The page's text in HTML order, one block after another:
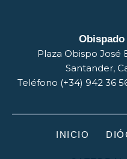
Plaza Obispo José
Santander,
Teléfono (+34) 942 36
INICIO